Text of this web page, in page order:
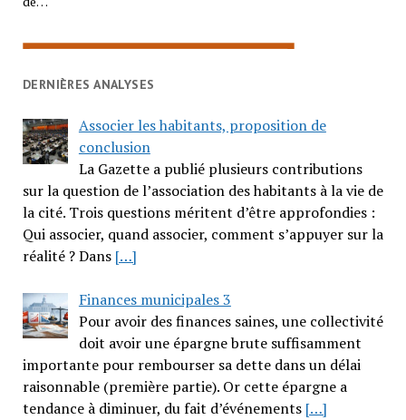
DERNIÈRES ANALYSES
Associer les habitants, proposition de
conclusion
La Gazette a publié plusieurs contributions
sur la question de l’association des habitants à la vie de
la cité. Trois questions méritent d’être approfondies :
Qui associer, quand associer, comment s’appuyer sur la
réalité ? Dans […]
Finances municipales 3
Pour avoir des finances saines, une collectivité
doit avoir une épargne brute suffisamment
importante pour rembourser sa dette dans un délai
raisonnable (première partie). Or cette épargne a
tendance à diminuer, du fait d’événements […]